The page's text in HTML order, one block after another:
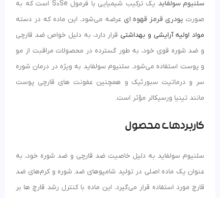
سلنیوم سولفاید
یک ترکیب شیمیایی با فرمول S₂Se است که به
صورت پودری قرمز قهوه‌ ای عرضه می‌شود. این ماده که در دسته
مواد اولیه آرایشی و بهداشتی قرار دارد، به دلیل خواص ضد قارچی
و ضد شوره قوی خود، به طور گسترده در محصولات مراقبت از مو
و پوست استفاده می‌شود. سلنیوم سولفاید به ویژه در درمان شوره
سر و درماتیت سبورئیک و همچنین عفونت‌ های قارچی پوست
مانند تینیا ورسیکالر مؤثر است.
کاربردهای محصول
سلنیوم سولفاید به دلیل خاصیت ضد قارچی و ضد شوره خود، به
عنوان یک ماده اصلی در تولید شامپوهای ضد شوره و کرم‌های ضد
قارچ مورد استفاده قرار می‌گیرد. این ماده با کنترل رشد قارچ‌ ها بر